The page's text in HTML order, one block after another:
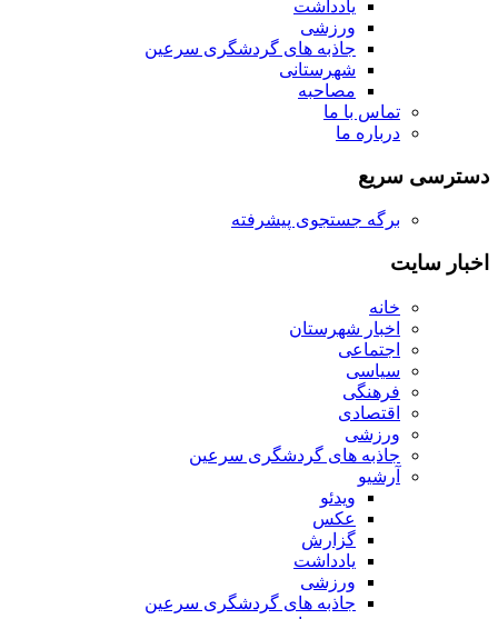
یادداشت
ورزشی
جاذبه های گردشگری سرعین
شهرستانی
مصاحبه
تماس با ما
درباره ما
دسترسی سریع
برگه جستجوی پیشرفته
اخبار سایت
خانه
اخبار شهرستان
اجتماعی
سیاسی
فرهنگی
اقتصادی
ورزشی
جاذبه های گردشگری سرعین
آرشیو
ویدئو
عکس
گزارش
یادداشت
ورزشی
جاذبه های گردشگری سرعین